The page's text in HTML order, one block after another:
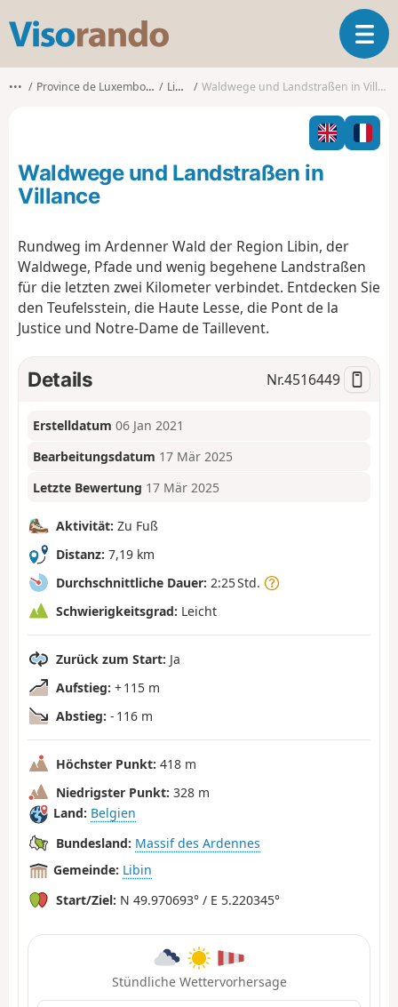
s
o
o
T
o
g
l
n
t
i
••• Province de Luxembourg Libin Waldwege und Landstraßen in Villance
Waldwege und Landstraßen in
Villance
Rundweg im Ardenner Wald der Region Libin, der
Waldwege, Pfade und wenig begehene Landstraßen
für die letzten zwei Kilometer verbindet. Entdecken Sie
den Teufelsstein, die Haute Lesse, die Pont de la
Justice und Notre-Dame de Taillevent.
Details Nr.4516449
Erstelldatum 06 Jan 2021
Bearbeitungsdatum 17 Mär 2025
Letzte Bewertung 17 Mär 2025
Aktivität: Zu Fuß
Distanz: 7,19 km
Durchschnittliche Dauer: 2:25 Std.
Schwierigkeitsgrad: Leicht
Zurück zum Start: Ja
Aufstieg: + 115 m
Abstieg: - 116 m
Höchster Punkt: 418 m
Niedrigster Punkt: 328 m
Land: Belgien
Bundesland: Massif des Ardennes
Gemeinde: Libin
Start/Ziel: N 49.970693° / E 5.220345°
Stündliche Wettervorhersage